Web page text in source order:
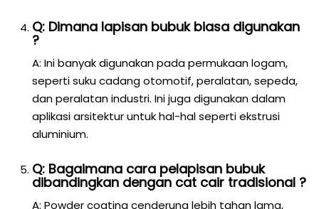
Q: Dimana lapisan bubuk biasa digunakan
?
A: Ini banyak digunakan pada permukaan logam,
seperti suku cadang otomotif, peralatan, sepeda,
dan peralatan industri. Ini juga digunakan dalam
aplikasi arsitektur untuk hal-hal seperti ekstrusi
aluminium.
Q: Bagaimana cara pelapisan bubuk
dibandingkan dengan cat cair tradisional ?
A: Powder coating cenderung lebih tahan lama,